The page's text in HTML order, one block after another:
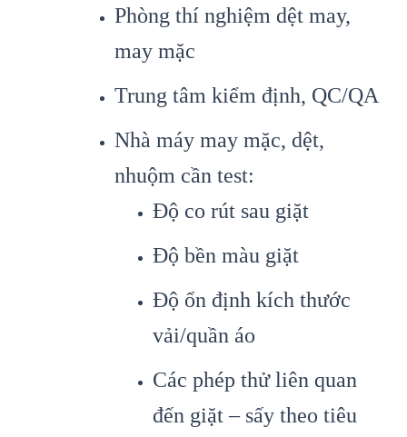
Phòng thí nghiệm dệt may,
may mặc
Trung tâm kiểm định, QC/QA
Nhà máy may mặc, dệt,
nhuộm cần test:
Độ co rút sau giặt
Độ bền màu giặt
Độ ổn định kích thước
vải/quần áo
Các phép thử liên quan
đến giặt – sấy theo tiêu